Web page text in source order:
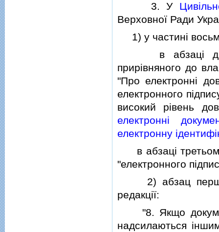
3. У
Верховної Ради
1) у частинi
в абзацi
прирiвняного до
"Про електроннi
електронного
високий рiвень
електроннi
електронну
в абзацi
"електронного
2) абзац перший
редакцiї:
"8. Якщо
надсилаються